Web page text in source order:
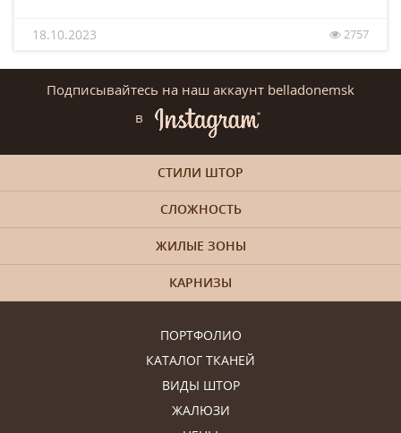
18.10.2023 2757
Подписывайтесь на наш аккаунт belladonemsk
в
ПОРТФОЛИО
КАТАЛОГ ТКАНЕЙ
ВИДЫ ШТОР
ЖАЛЮЗИ
СТИЛИ ШТОР
СЛОЖНОСТЬ
ЖИЛЫЕ ЗОНЫ
КАРНИЗЫ